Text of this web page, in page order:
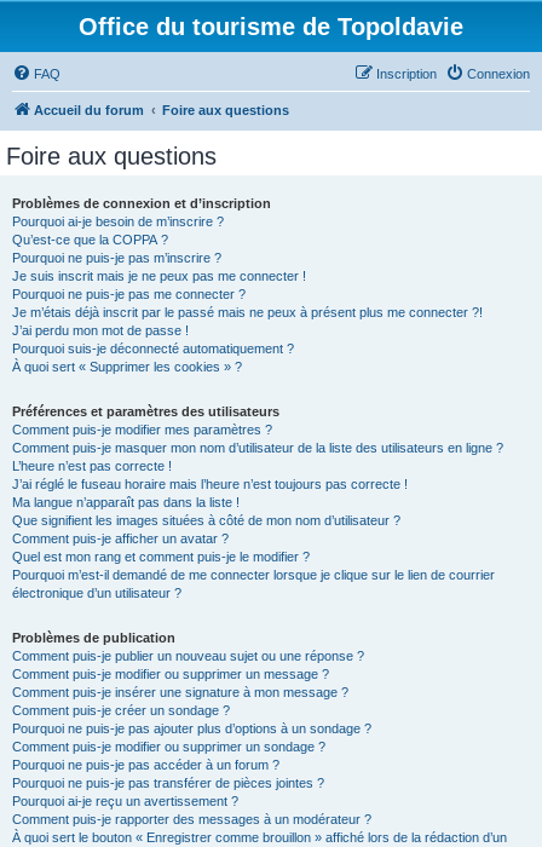
Office du tourisme de Topoldavie
FAQ Connexion
Inscription
Accueil du forum Foire aux questions
Foire aux questions
Problèmes de connexion et d’inscription
Pourquoi ai-je besoin de m’inscrire ?
Qu’est-ce que la COPPA ?
Pourquoi ne puis-je pas m’inscrire ?
Je suis inscrit mais je ne peux pas me connecter !
Pourquoi ne puis-je pas me connecter ?
Je m’étais déjà inscrit par le passé mais ne peux à présent plus me connecter ?!
J’ai perdu mon mot de passe !
Pourquoi suis-je déconnecté automatiquement ?
À quoi sert « Supprimer les cookies » ?
Préférences et paramètres des utilisateurs
Comment puis-je modifier mes paramètres ?
Comment puis-je masquer mon nom d’utilisateur de la liste des utilisateurs en ligne ?
L’heure n’est pas correcte !
J’ai réglé le fuseau horaire mais l’heure n’est toujours pas correcte !
Ma langue n’apparaît pas dans la liste !
Que signifient les images situées à côté de mon nom d’utilisateur ?
Comment puis-je afficher un avatar ?
Quel est mon rang et comment puis-je le modifier ?
Pourquoi m’est-il demandé de me connecter lorsque je clique sur le lien de courrier
électronique d’un utilisateur ?
Problèmes de publication
Comment puis-je publier un nouveau sujet ou une réponse ?
Comment puis-je modifier ou supprimer un message ?
Comment puis-je insérer une signature à mon message ?
Comment puis-je créer un sondage ?
Pourquoi ne puis-je pas ajouter plus d’options à un sondage ?
Comment puis-je modifier ou supprimer un sondage ?
Pourquoi ne puis-je pas accéder à un forum ?
Pourquoi ne puis-je pas transférer de pièces jointes ?
Pourquoi ai-je reçu un avertissement ?
Comment puis-je rapporter des messages à un modérateur ?
À quoi sert le bouton « Enregistrer comme brouillon » affiché lors de la rédaction d’un